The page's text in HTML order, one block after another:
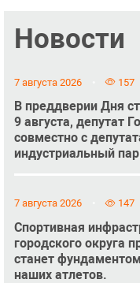
Новости
7 августа 2026 157
В преддверии Дня
9 августа, депутат
совместно с
индустриальный
7 августа 2026 147
Спортивная
городского округа
станет
наших атлетов.